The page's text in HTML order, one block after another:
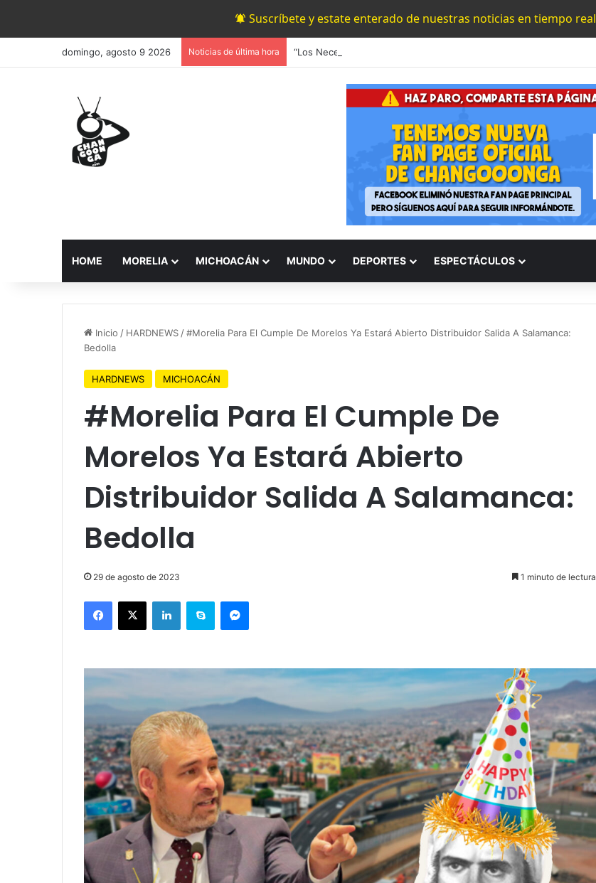
Suscríbete y estate enterado de nuestras noticias en tiempo real
domingo, agosto 9 2026 Noticias de última hora
HOME MORELIA MICHOACÁN MUNDO DEPORTES ESPECTÁCULOS
Inicio / HARDNEWS /#Morelia Para El Cumple De Morelos Ya Estará Abierto Distribuidor Salida A Salamanca:
Bedolla
HARDNEWS MICHOACÁN
#Morelia Para El Cumple De
Morelos Ya Estará Abierto
Distribuidor Salida A Salamanca:
Bedolla
29 de agosto de 2023 1 minuto de lectura
Facebook
X LinkedInSkype Messenger